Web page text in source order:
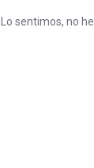
Lo sentimos, no